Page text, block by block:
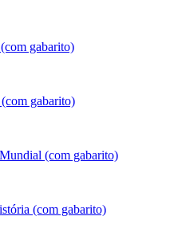
gabarito)
gabarito)
(com gabarito)
(com gabarito)